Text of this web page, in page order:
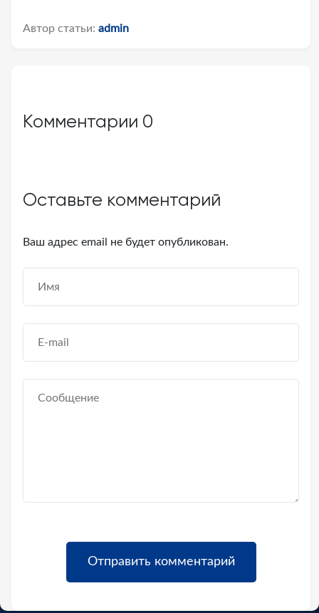
Автор статьи: admin
Комментарии 0
Оставьте комментарий
Ваш адрес email не будет опубликован.